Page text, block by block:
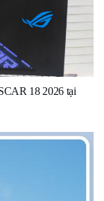
18 2026 tại